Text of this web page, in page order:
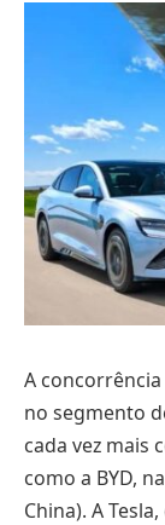
A
no segmento
cada vez mais
como a BYD,
China). A